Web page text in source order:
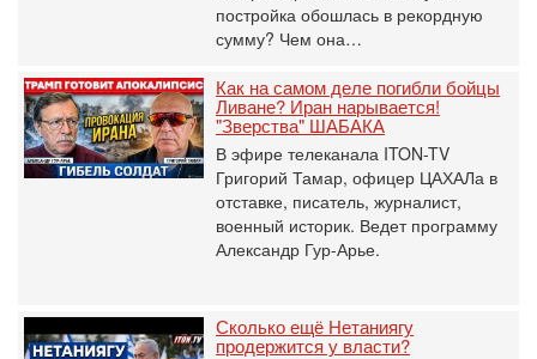
постройка обошлась в рекордную
сумму? Чем она…
Как на самом деле погибли бойцы
Ливане? Иран нарывается!
"Зверства" ШАБАКА
В эфире телеканала ITON-TV
Григорий Тамар, офицер ЦАХАЛа в
отставке, писатель, журналист,
военный историк. Ведет программу
Александр Гур-Арье.
Сколько ещё Нетаниягу
продержится у власти?